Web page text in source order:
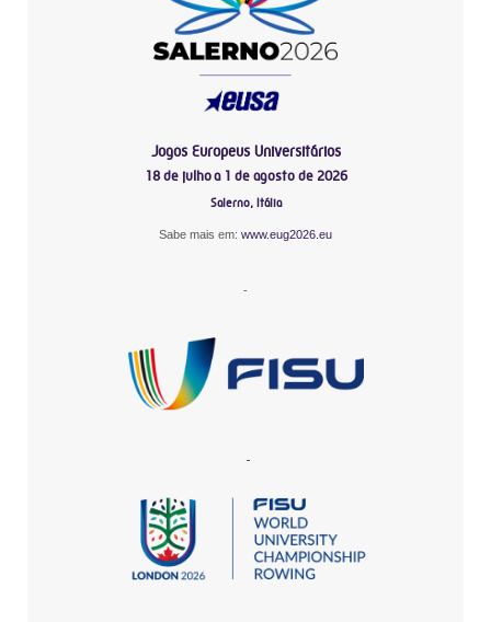
Jogos Europeus Universitários
18 de julho a 1 de agosto de 2026
Salerno, Itália
Sabe mais em: www.eug2026.eu
-
-